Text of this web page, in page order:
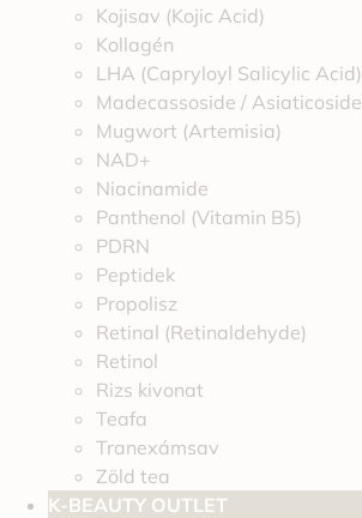
Kojisav (Kojic Acid)
Kollagén
LHA (Capryloyl Salicylic Acid)
Madecassoside / Asiaticoside
Mugwort (Artemisia)
NAD+
Niacinamide
Panthenol (Vitamin B5)
PDRN
Peptidek
Propolisz
Retinal (Retinaldehyde)
Retinol
Rizs kivonat
Teafa
Tranexámsav
Zöld tea
K-BEAUTY OUTLET